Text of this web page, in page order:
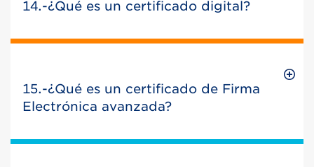
14.-¿Qué es un certificado digital?
15.-¿Qué es un certificado de Firma
Electrónica avanzada?